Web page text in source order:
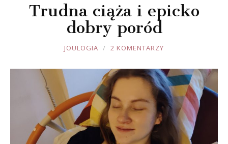
Trudna ciąża i epicko
dobry poród
JOULE
JOULOGIA 2 KOMENTARZY